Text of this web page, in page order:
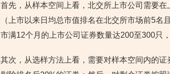
首先，从样本空间上看，北交所上市公司需要
（上市以来日均总市值排名在北交所市场前5
市满12个月的上市公司证券数量达200至300只
其次，从选样方法上看，需要对样本空间内的